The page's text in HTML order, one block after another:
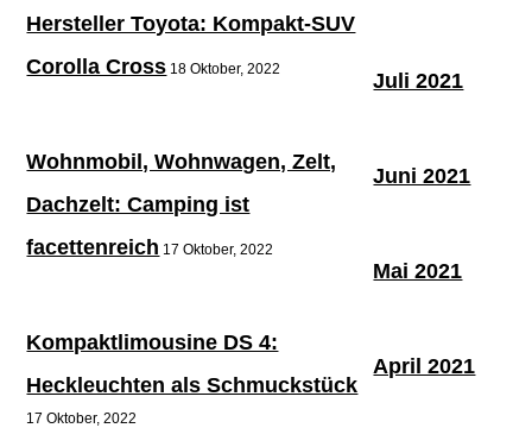
Hersteller Toyota: Kompakt-SUV
Corolla Cross 18 Oktober, 2022
Wohnmobil, Wohnwagen, Zelt,
Dachzelt: Camping ist
facettenreich 17 Oktober, 2022
Kompaktlimousine DS 4:
Heckleuchten als Schmuckstück
17 Oktober, 2022
Juli 2021
Juni 2021
Mai 2021
April 2021